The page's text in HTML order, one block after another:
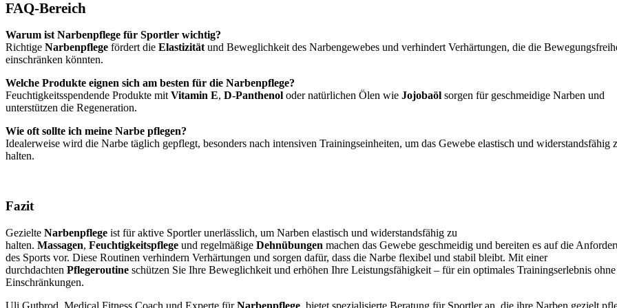
FAQ-Bereich
Warum ist Narbenpflege für Sportler wichtig?
Richtige Narbenpflege fördert die Elastizität und Beweglichkeit des Narbengewebes und verhindert Verhärtungen, die die
einschränken könnten.
Welche Produkte eignen sich am besten für die Narbenpflege?
Feuchtigkeitsspendende Produkte mit Vitamin E, D-Panthenol oder natürlichen Ölen wie Jojobaöl sorgen für geschmeidige Narben und
unterstützen die Regeneration.
Wie oft sollte ich meine Narbe pflegen?
Idealerweise wird die Narbe täglich gepflegt, besonders nach intensiven Trainingseinheiten, um das Gewebe elastisch und widerstandsfähig
halten.
Fazit
Gezielte Narbenpflege ist für aktive Sportler unerlässlich, um Narben elastisch und widerstandsfähig zu
halten. Massagen, Feuchtigkeitspflege und regelmäßige Dehnübungen machen das Gewebe geschmeidig und bereiten es auf die
des Sports vor. Diese Routinen verhindern Verhärtungen und sorgen dafür, dass die Narbe flexibel und stabil bleibt. Mit einer
durchdachten Pflegeroutine schützen Sie Ihre Beweglichkeit und erhöhen Ihre Leistungsfähigkeit – für ein optimales Trainingserlebnis ohne
Einschränkungen.
Uli Gutbrod, Medical Fitness Coach und Experte fürNarbenpflege , bietet spezialisierte Beratung für Sportler an, die ihre Narben gezielt